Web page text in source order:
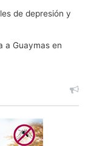
de depresión y
a Guaymas en